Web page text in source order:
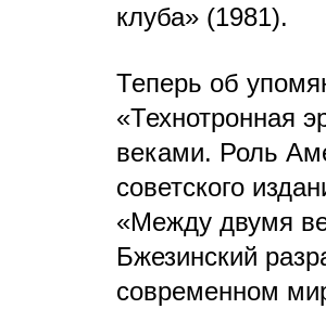
клуба» (1981).
Теперь об
«Технотронная
веками. Роль
советского
«Между двумя
Бжезинский
современном